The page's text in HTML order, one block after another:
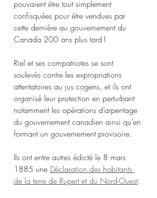
pouvaient être tout simplement
confisquées pour être vendues par
cette dernière au gouvernement du
Canada 200 ans plus tard !
Riel et ses compatriotes se sont
soulevés contre les expropriations
attentatoires au jus cogens, et ils ont
organisé leur protection en perturbant
notamment les opérations d’arpentage
du gouvernement canadien ainsi qu’en
formant un gouvernement provisoire.
Ils ont entre autres édicté le 8 mars
1885 une Déclaration des habitants
de la terre de Rupert et du Nord-Ouest.